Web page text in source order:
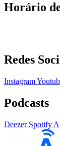
Horário
Redes
Instagram
Podcasts
Deezer Spotify